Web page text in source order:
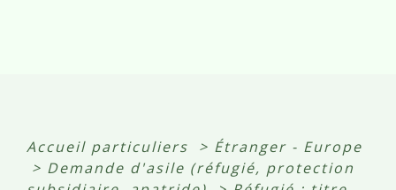
Accueil particuliers > Étranger - Europe
> Demande d'asile (réfugié, protection